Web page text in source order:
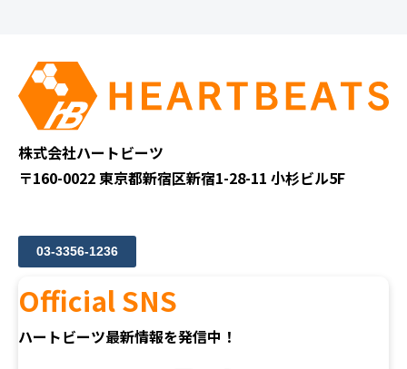
株式会社ハートビーツ
〒160-0022 東京都新宿区新宿1-28-11 小杉ビル5F
03-3356-1236
Official SNS
ハートビーツ最新情報を発信中！